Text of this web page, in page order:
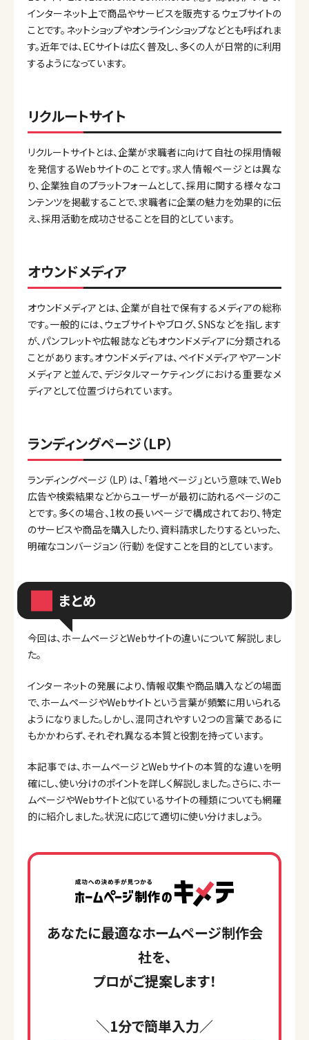
インターネット上で商品やサービスを販売するウェブサイトの
ことです。ネットショップやオンラインショップなどとも呼ばれま
す。近年では、ECサイトは広く普及し、多くの人が日常的に利用
するようになっています。
リクルートサイト
リクルートサイトとは、企業が求職者に向けて自社の採用情報
を発信するWebサイトのことです。求人情報ページとは異な
り、企業独自のプラットフォームとして、採用に関する様々なコ
ンテンツを掲載することで、求職者に企業の魅力を効果的に伝
え、採用活動を成功させることを目的としています。
オウンドメディア
オウンドメディアとは、企業が自社で保有するメディアの総称
です。一般的には、ウェブサイトやブログ、SNSなどを指します
が、パンフレットや広報誌などもオウンドメディアに分類される
ことがあります。オウンドメディアは、ペイドメディアやアーンド
メディアと並んで、デジタルマーケティングにおける重要なメ
ディアとして位置づけられています。
ランディングページ（LP）
ランディングページ（LP）は、「着地ページ」という意味で、Web
広告や検索結果などからユーザーが最初に訪れるページのこ
とです。多くの場合、1枚の長いページで構成されており、特定
のサービスや商品を購入したり、資料請求したりするといった、
明確なコンバージョン（行動）を促すことを目的としています。
まとめ
今回は、ホームページとWebサイトの違いについて解説しまし
た。
インターネットの発展により、情報収集や商品購入などの場面
で、ホームページやWebサイトという言葉が頻繁に用いられる
ようになりました。しかし、混同されやすい2つの言葉であるに
もかかわらず、それぞれ異なる本質と役割を持っています。
本記事では、ホームページとWebサイトの本質的な違いを明
確にし、使い分けのポイントを詳しく解説しました。さらに、ホー
ムページやWebサイトと似ているサイトの種類についても網羅
的に紹介しました。状況に応じて適切に使い分けましょう。
あなたに最適なホームページ制作会
社を、
プロがご提案します！
＼1分で簡単入力／